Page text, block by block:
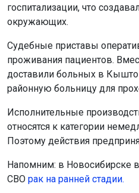
госпитализации, что
окружающих.
Судебные приставы
проживания пациентов.
доставили больных в
районную больницу для
Исполнительные
относятся к категории
Поэтому действия
Напомним: в Новосибирске
СВО рак на ранней стадии.